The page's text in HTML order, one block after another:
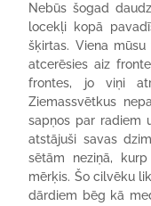
Nebūs šogad
locekļi kopā
šķirtas. Viena
atcerēsies aiz
frontes, jo viņi
Ziemassvētkus
sapņos par radiem
atstājuši savas
sētām neziņā,
mērķis. Šo cilvēku
dārdiem bēg kā